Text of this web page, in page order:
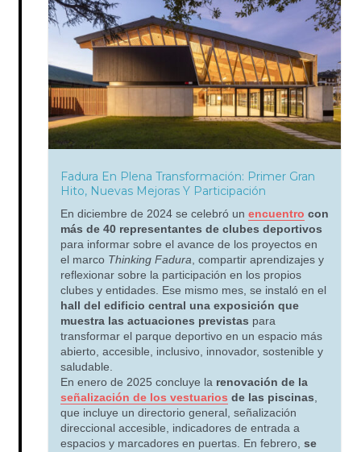
Fadura En Plena Transformación: Primer Gran
Hito, Nuevas Mejoras Y Participación
En diciembre de 2024 se celebró un encuentro con
más de 40 representantes de clubes deportivos
para informar sobre el avance de los proyectos en
el marco Thinking Fadura , compartir aprendizajes y
reflexionar sobre la participación en los propios
clubes y entidades. Ese mismo mes, se instaló en el
hall del edificio central una exposición que
muestra las actuaciones previstas para
transformar el parque deportivo en un espacio más
abierto, accesible, inclusivo, innovador, sostenible y
saludable.
En enero de 2025 concluye la renovación de la
señalización de los vestuarios de las piscinas
que incluye un directorio general, señalización
direccional accesible, indicadores de entrada a
espacios y marcadores en puertas. En febrero, se